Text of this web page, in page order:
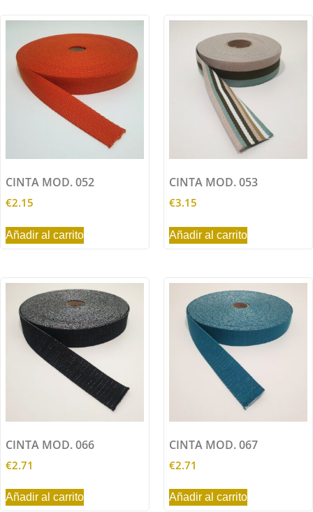
CINTA MOD. 052
€2.15
Añadir al carrito
CINTA MOD. 053
€3.15
Añadir al carrito
CINTA MOD. 066
€2.71
Añadir al carrito
CINTA MOD. 067
€2.71
Añadir al carrito